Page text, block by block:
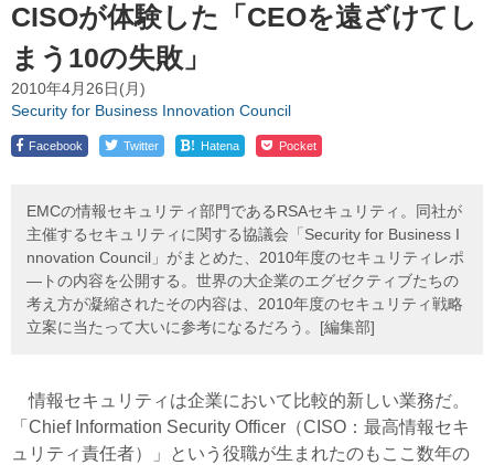
CISOが体験した「CEOを遠ざけてし
まう10の失敗」
2010年4月26日(月)
Security for Business Innovation Council
Facebook Twitter ! Hatena Pocket
EMCの情報セキュリティ部門であるRSAセキュリティ。同社が
主催するセキュリティに関する協議会「Security for Business I
nnovation Council」がまとめた、2010年度のセキュリティレポ
―トの内容を公開する。世界の大企業のエグゼクティブたちの
考え方が凝縮されたその内容は、2010年度のセキュリティ戦略
立案に当たって大いに参考になるだろう。[編集部]
情報セキュリティは企業において比較的新しい業務だ。
「Chief Information Security Officer（CISO：最高情報セキ
ュリティ責任者）」という役職が生まれたのもここ数年の